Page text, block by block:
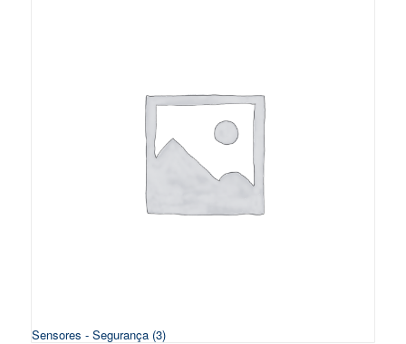
Sensores - Segurança (3)